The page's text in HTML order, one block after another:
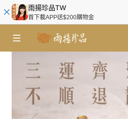
雨揚珍品TW
首下載APP送$200購物金